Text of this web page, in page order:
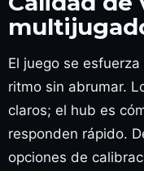
El juego se
ritmo sin abrumar.
claros; el hub es
responden rápido.
opciones de